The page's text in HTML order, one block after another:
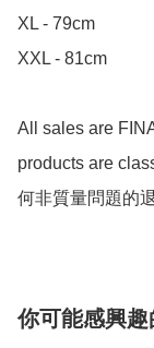
XL - 79cm
XXL - 81cm
All sales are
products are
何非質量問題的
你可能感興趣